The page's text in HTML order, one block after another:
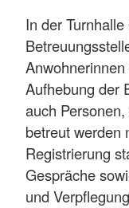
In der
Aufhebung der
auch
betreut werden
Registrierung
Gespräche
und